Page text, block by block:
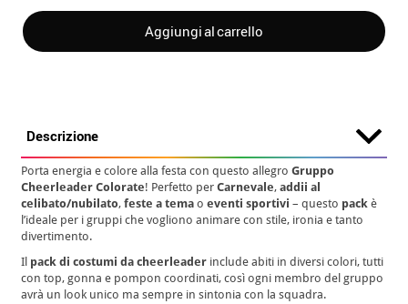
Aggiungi al carrello
Descrizione
Porta energia e colore alla festa con questo allegroGruppo
Cheerleader Colorate! Perfetto perCarnevale,addii al
celibato/nubilato,feste a tema oeventi sportivi – questo pack è
l’ideale per i gruppi che vogliono animare con stile, ironia e tanto
divertimento.
Il pack di costumi da cheerleader include abiti in diversi colori, tutti
con top, gonna e pompon coordinati, così ogni membro del gruppo
avrà un look unico ma sempre in sintonia con la squadra.